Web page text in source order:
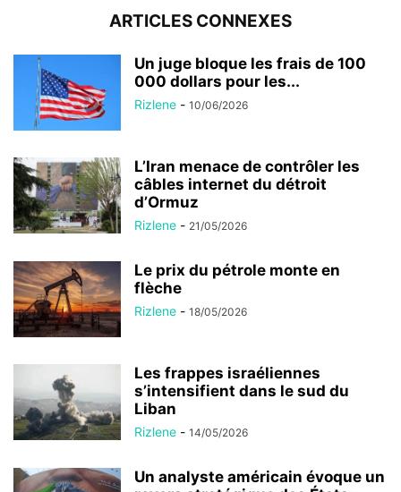
ARTICLES CONNEXES
Un juge bloque les frais de 100
000 dollars pour les...
Rizlene - 10/06/2026
L’Iran menace de contrôler les
câbles internet du détroit
d’Ormuz
Rizlene - 21/05/2026
Le prix du pétrole monte en
flèche
Rizlene - 18/05/2026
Les frappes israéliennes
s’intensifient dans le sud du
Liban
Rizlene - 14/05/2026
Un analyste américain évoque un